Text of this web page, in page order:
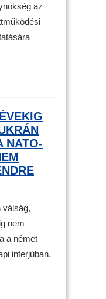
az
NATO-
válság,
nem
a német
interjúban.